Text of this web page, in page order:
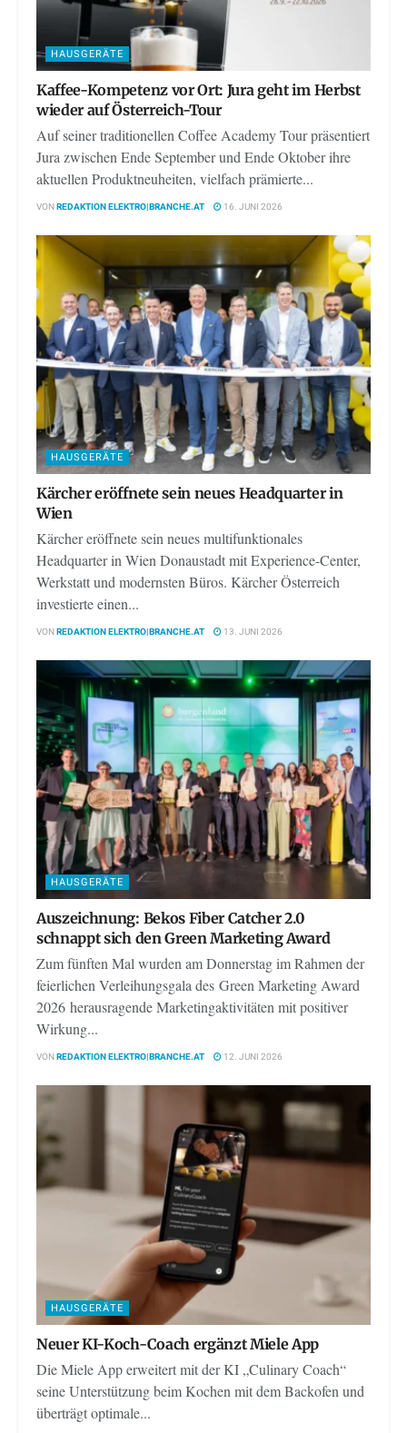
HAUSGERÄTE
Kaffee-Kompetenz vor Ort: Jura geht im Herbst
wieder auf Österreich-Tour
Auf seiner traditionellen Coffee Academy Tour präsentiert
Jura zwischen Ende September und Ende Oktober ihre
aktuellen Produktneuheiten, vielfach prämierte...
VONREDAKTION ELEKTRO|BRANCHE.AT 16. JUNI 2026
HAUSGERÄTE
Kärcher eröffnete sein neues Headquarter in
Wien
Kärcher eröffnete sein neues multifunktionales
Headquarter in Wien Donaustadt mit Experience-Center,
Werkstatt und modernsten Büros. Kärcher Österreich
investierte einen...
VONREDAKTION ELEKTRO|BRANCHE.AT 13. JUNI 2026
HAUSGERÄTE
Auszeichnung: Bekos Fiber Catcher 2.0
schnappt sich den Green Marketing Award
Zum fünften Mal wurden am Donnerstag im Rahmen der
feierlichen Verleihungsgala des Green Marketing Award
2026 herausragende Marketingaktivitäten mit positiver
Wirkung...
VONREDAKTION ELEKTRO|BRANCHE.AT 12. JUNI 2026
HAUSGERÄTE
Neuer KI-Koch-Coach ergänzt Miele App
Die Miele App erweitert mit der KI „Culinary Coach“
seine Unterstützung beim Kochen mit dem Backofen und
überträgt optimale...